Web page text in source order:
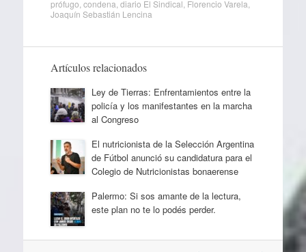
prófugo condena diario El Sindical Florencio Varela
Joaquín Sebastián Lencina
Artículos relacionados
Ley de Tierras: Enfrentamientos entre la
policía y los manifestantes en la marcha
al Congreso
El nutricionista de la Selección Argentina
de Fútbol anunció su candidatura para el
Colegio de Nutricionistas bonaerense
Palermo: Si sos amante de la lectura,
este plan no te lo podés perder.